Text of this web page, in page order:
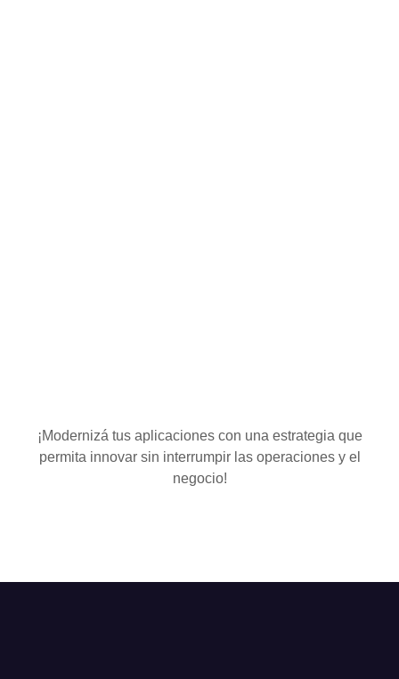
¡Modernizá tus aplicaciones con una estrategia que
permita innovar sin interrumpir las operaciones y el
negocio!